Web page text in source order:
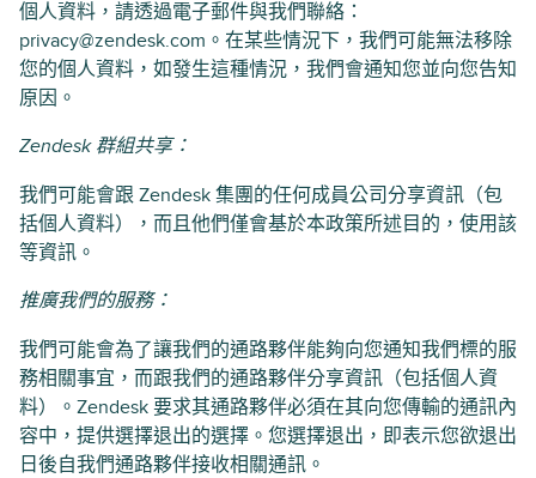
個人資料，請透過電子郵件與我們聯絡：
privacy@zendesk.com。在某些情況下，我們可能無法移除
您的個人資料，如發生這種情況，我們會通知您並向您告知
原因。
Zendesk 群組共享：
我們可能會跟 Zendesk 集團的任何成員公司分享資訊（包
括個人資料），而且他們僅會基於本政策所述目的，使用該
等資訊。
推廣我們的服務：
我們可能會為了讓我們的通路夥伴能夠向您通知我們標的服
務相關事宜，而跟我們的通路夥伴分享資訊（包括個人資
料）。Zendesk 要求其通路夥伴必須在其向您傳輸的通訊內
容中，提供選擇退出的選擇。您選擇退出，即表示您欲退出
日後自我們通路夥伴接收相關通訊。